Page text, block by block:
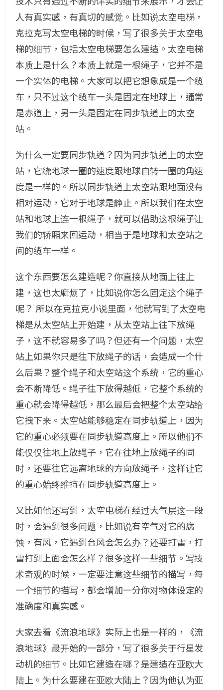
人有真实感，有真切的感觉。比如说太空电梯，
克拉克写太空电梯的时候，写了很多关于太空电
梯的细节，包括太空电梯要怎么建造。太空电梯
本质上是什么？本质上就是一根绳子，它并不是
一个实体的电梯。大家可以把它想象成是一个缆
车，只不过这个缆车一头是固定在地球上，通常
是赤道上，另一头是固定在同步轨道上的太空
站。
为什么一定要同步轨道？因为同步轨道上的太空
站，它绕地球一圈的速度跟地球自转一圈的角速
度是一样的。所以同步轨道上太空站跟地面没有
相对运动，它对于地球是静止。所以我们在太空
站和地球上连一根绳子，就可以借助这根绳子让
我们的轿厢来回运动，相当于是地球和太空站之
间的缆车一样。
这个东西要怎么建造呢？你直接从地面上往上
建，这也太麻烦了，比如说你怎么固定这个绳子
呢？ 所以在克拉克小说里面，他就写到了太空电
梯是从太空站上开始建，从太空站上往下放绳
子，这不就容易多了吗？但还有一个问题，太空
站上如果你只是往下放绳子的话，会造成一个什
么后果？整个绳子和太空站这个系统，它的重心
会不断降低。绳子往下放得越低，它整个系统的
重心就会降得越低，那么最后会把整个太空站给
它拽下来。太空站能够稳定在同步轨道上，因为
它的重心必须要在同步轨道高度上。所以他们不
能仅仅往地上放绳子，它在往地上放绳子的同
时，还要往它远离地球的方向放绳子，这样让它
的重心始终维持在同步轨道高度上。
又比如他还写到，太空电梯在经过大气层这一段
时，会遇到很多问题，比如说有空气对它的腐
蚀，有风，它遇到台风会怎么办？还要打雷，打
雷打到上面会怎么样？很多这样一些细节。写技
术奇观的时候，一定要注意这些细节的描写，每
一个细节的描写，都会增加一分你对物体设定的
准确度和真实感。
大家去看《流浪地球》实际上也是一样的，《流
浪地球》最开始的一部分，写了很多关于行星发
动机的细节。比如它建造在哪？是建造在亚欧大
陆上。为什么要建在亚欧大陆上？因为他认为亚